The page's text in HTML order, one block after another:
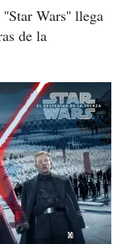
Wars'' llega
de la
X
X
X
X